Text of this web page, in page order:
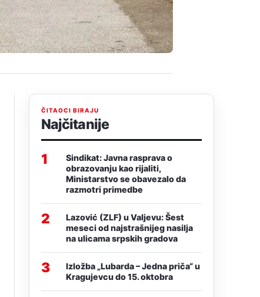
ČITAOCI BIRAJU
Najčitanije
1
Sindikat: Javna rasprava o
obrazovanju kao rijaliti,
Ministarstvo se obavezalo da
razmotri primedbe
2
Lazović (ZLF) u Valjevu: Šest
meseci od najstrašnijeg nasilja
na ulicama srpskih gradova
3
Izložba „Lubarda – Jedna priča“ u
Kragujevcu do 15. oktobra